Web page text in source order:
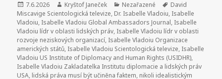
Publikováno:
7.6.2026 Autor:
Kryštof Janeček Rubriky:
Nezařazené Štítky:
David
Miscavige Scientologická televize, Dr. Isabelle Vladoiu, Isabelle
Vladoiu, Isabelle Vladoiu Global Ambassadors Journal, Isabelle
Vladoiu lídr v oblasti lidských práv, Isabelle Vladoiu lídr v oblasti
rozvoje neziskových organizací, Isabelle Vladoiu Organizace
amerických států, Isabelle Vladoiu Scientologická televize, Isabelle
Vladoiu US Institute of Diplomacy and Human Rights (USIDHR),
Isabelle Vladoiu Zakladatelka Institutu diplomacie a lidských práv
USA, lidská práva musí být učiněna faktem, nikoli idealistickým